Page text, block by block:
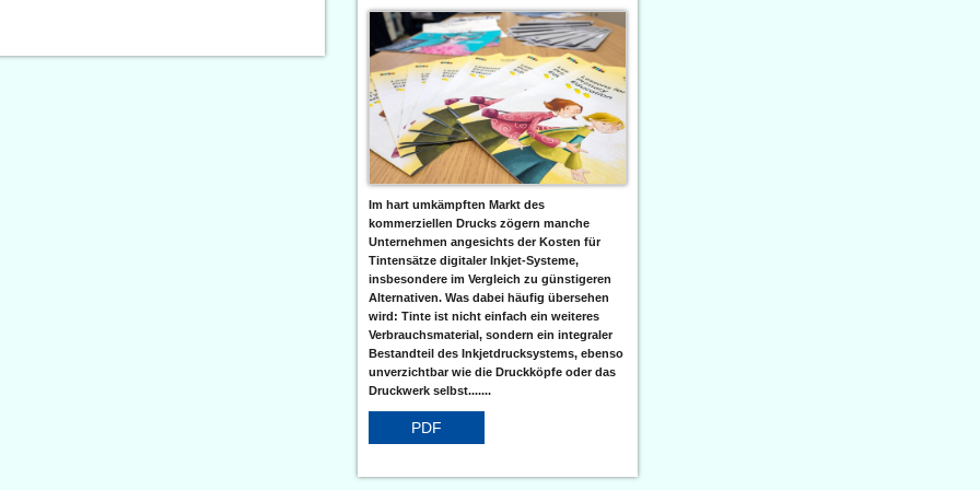
Im hart umkämpften Markt des
kommerziellen Drucks zögern manche
Unternehmen angesichts der Kosten für
Tintensätze digitaler Inkjet-Systeme,
insbesondere im Vergleich zu günstigeren
Alternativen. Was dabei häufig übersehen
wird: Tinte ist nicht einfach ein weiteres
Verbrauchsmaterial, sondern ein integraler
Bestandteil des Inkjetdrucksystems, ebenso
unverzichtbar wie die Druckköpfe oder das
Druckwerk selbst.......
PDF